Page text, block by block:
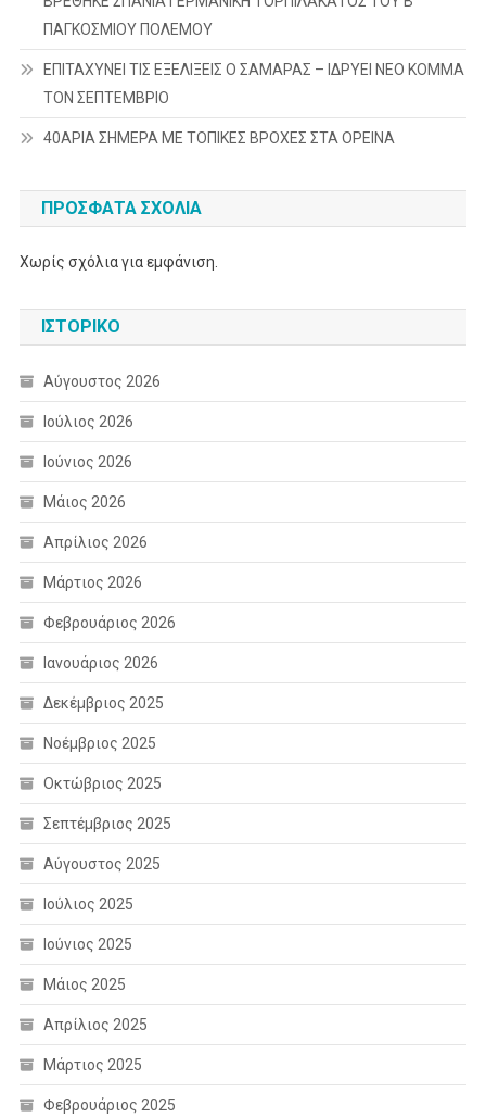
ΠΑΓΚΟΣΜΙΟΥ ΠΟΛΕΜΟΥ
ΕΠΙΤΑΧΥΝΕΙ ΤΙΣ ΕΞΕΛΙΞΕΙΣ Ο ΣΑΜΑΡΑΣ – ΙΔΡΥΕΙ ΝΕΟ ΚΟΜΜΑ
ΤΟΝ ΣΕΠΤΕΜΒΡΙΟ
40ΑΡΙΑ ΣΗΜΕΡΑ ΜΕ ΤΟΠΙΚΕΣ ΒΡΟΧΕΣ ΣΤΑ ΟΡΕΙΝΑ
ΠΡΌΣΦΑΤΑ ΣΧΌΛΙΑ
Χωρίς σχόλια για εμφάνιση.
ΙΣΤΟΡΙΚΌ
Αύγουστος 2026
Ιούλιος 2026
Ιούνιος 2026
Μάιος 2026
Απρίλιος 2026
Μάρτιος 2026
Φεβρουάριος 2026
Ιανουάριος 2026
Δεκέμβριος 2025
Νοέμβριος 2025
Οκτώβριος 2025
Σεπτέμβριος 2025
Αύγουστος 2025
Ιούλιος 2025
Ιούνιος 2025
Μάιος 2025
Απρίλιος 2025
Μάρτιος 2025
Φεβρουάριος 2025